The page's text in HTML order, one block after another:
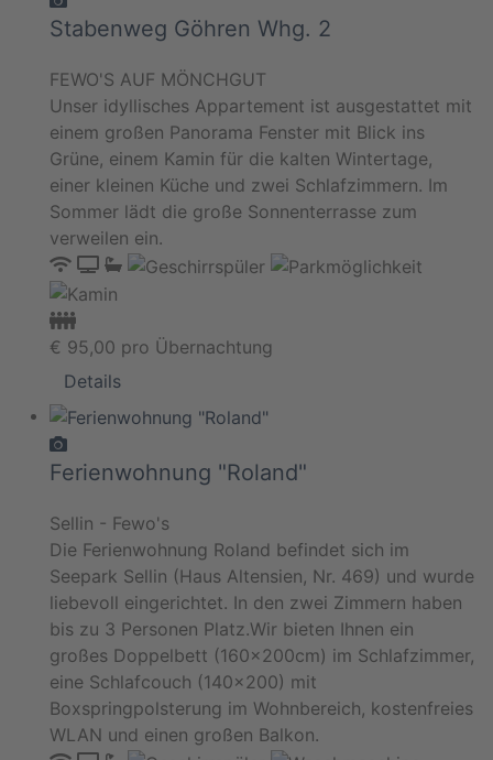
Stabenweg Göhren Whg. 2
FEWO'S AUF MÖNCHGUT
Unser idyllisches Appartement ist ausgestattet mit
einem großen Panorama Fenster mit Blick ins
Grüne, einem Kamin für die kalten Wintertage,
einer kleinen Küche und zwei Schlafzimmern. Im
Sommer lädt die große Sonnenterrasse zum
verweilen ein.
€ 95,00 pro Übernachtung
Details
Ferienwohnung "Roland"
Sellin - Fewo's
Die Ferienwohnung Roland befindet sich im
Seepark Sellin (Haus Altensien, Nr. 469) und wurde
liebevoll eingerichtet. In den zwei Zimmern haben
bis zu 3 Personen Platz.Wir bieten Ihnen ein
großes Doppelbett (160x200cm) im Schlafzimmer,
eine Schlafcouch (140x200) mit
Boxspringpolsterung im Wohnbereich, kostenfreies
WLAN und einen großen Balkon.